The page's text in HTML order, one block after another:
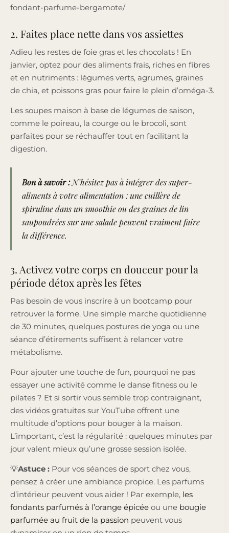
fondant-parfume-bergamote/
2. Faites place nette dans vos assiettes
Adieu les restes de foie gras et les chocolats ! En
janvier, optez pour des aliments frais, riches en fibres
et en nutriments : légumes verts, agrumes, graines
de chia, et poissons gras pour faire le plein d’oméga-3.
Les soupes maison à base de légumes de saison,
comme le poireau, la courge ou le brocoli, sont
parfaites pour se réchauffer tout en facilitant la
digestion.
Bon à savoir :N’hésitez pas à intégrer des super-
aliments à votre alimentation : une cuillère de
spiruline dans un smoothie ou des graines de lin
saupoudrées sur une salade peuvent vraiment faire
la différence.
3. Activez votre corps en douceur pour la
période détox après les fêtes
Pas besoin de vous inscrire à un bootcamp pour
retrouver la forme. Une simple marche quotidienne
de 30 minutes, quelques postures de yoga ou une
séance d’étirements suffisent à relancer votre
métabolisme.
Pour ajouter une touche de fun, pourquoi ne pas
essayer une activité comme le danse fitness ou le
pilates ? Et si sortir vous semble trop contraignant,
des vidéos gratuites sur YouTube offrent une
multitude d’options pour bouger à la maison.
L’important, c’est la régularité : quelques minutes par
jour valent mieux qu’une grosse session isolée.
💡Astuce : Pour vos séances de sport chez vous,
pensez à créer une ambiance propice. Les parfums
d’intérieur peuvent vous aider ! Par exemple, les
fondants parfumés à l’orange épicée ou une bougie
parfumée au fruit de la passion peuvent vous